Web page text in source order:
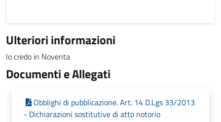
Ulteriori informazioni
Io credo in Noventa
Documenti e Allegati
Obblighi di pubblicazione. Art. 14 D.Lgs 33/2013
- Dichiarazioni sostitutive di atto notorio